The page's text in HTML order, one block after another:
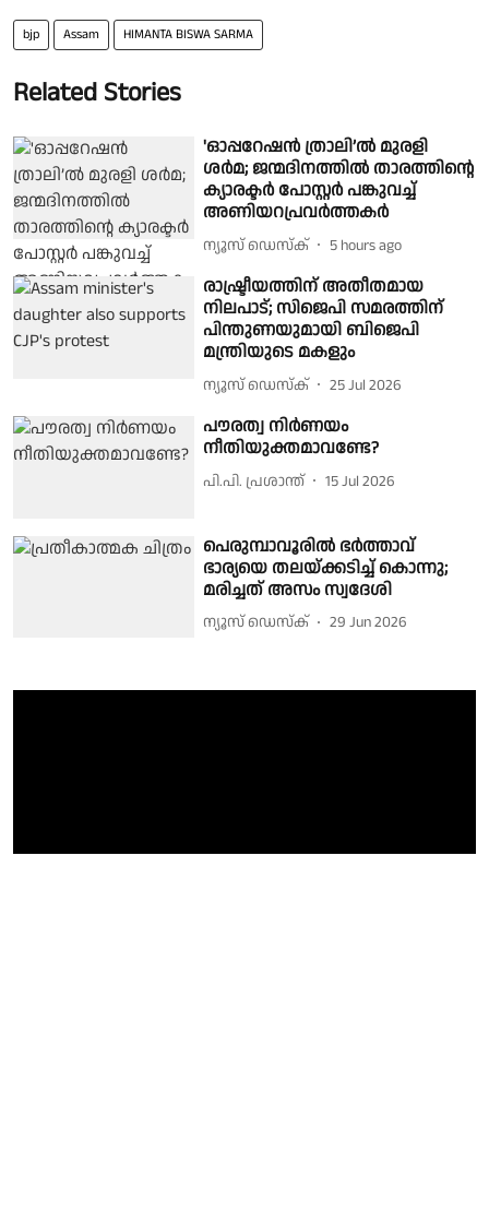
bjp Assam HIMANTA BISWA SARMA
Related Stories
'ഓപ്പറേഷൻ ത്രാലി’ൽ മുരളി
ശർമ; ജന്മദിനത്തിൽ താരത്തിന്റെ
ക്യാരക്ടർ പോസ്റ്റർ പങ്കുവച്ച്
അണിയറപ്രവർത്തകർ
ന്യൂസ് ഡെസ്ക് 5 hours ago
രാഷ്ട്രീയത്തിന് അതീതമായ
നിലപാട്; സിജെപി സമരത്തിന്
പിന്തുണയുമായി ബിജെപി
മന്ത്രിയുടെ മകളും
ന്യൂസ് ഡെസ്ക് 25 Jul 2026
പൗരത്വ നിര്‍ണയം
നീതിയുക്തമാവണ്ടേ?
പി.പി. പ്രശാന്ത് 15 Jul 2026
പെരുമ്പാവൂരിൽ ഭർത്താവ്
ഭാര്യയെ തലയ്ക്കടിച്ച് കൊന്നു;
മരിച്ചത് അസം സ്വദേശി
ന്യൂസ് ഡെസ്ക് 29 Jun 2026